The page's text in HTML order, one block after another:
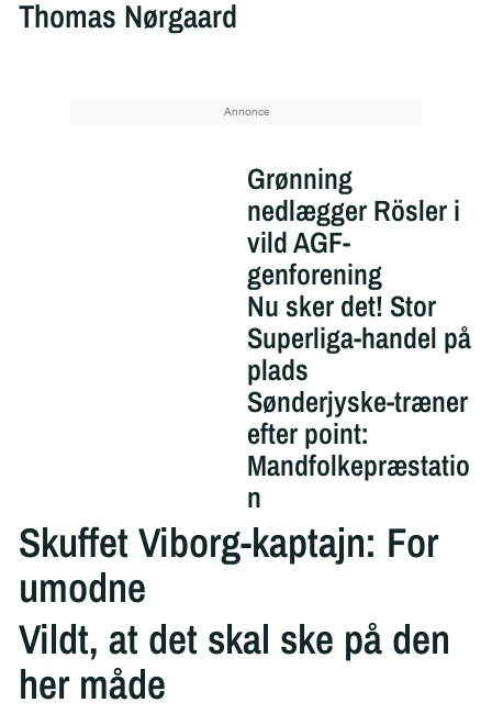
Thomas Nørgaard
Grønning
nedlægger Rösler i
vild AGF-
genforening
Nu sker det! Stor
Superliga-handel på
plads
Sønderjyske-træner
efter point:
Mandfolkepræstatio
n
Skuffet Viborg-kaptajn: For
umodne
Vildt, at det skal ske på den
her måde